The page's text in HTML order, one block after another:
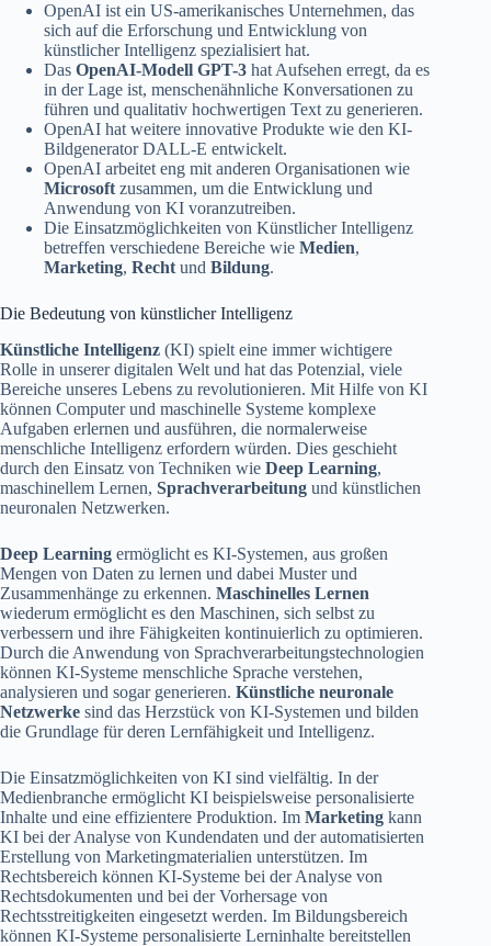
OpenAI ist ein US-amerikanisches Unternehmen, das
sich auf die Erforschung und Entwicklung von
künstlicher Intelligenz spezialisiert hat.
Das OpenAI-Modell GPT-3 hat Aufsehen erregt, da es
in der Lage ist, menschenähnliche Konversationen zu
führen und qualitativ hochwertigen Text zu generieren.
OpenAI hat weitere innovative Produkte wie den KI-
Bildgenerator DALL-E entwickelt.
OpenAI arbeitet eng mit anderen Organisationen wie
Microsoft zusammen, um die Entwicklung und
Anwendung von KI voranzutreiben.
Die Einsatzmöglichkeiten von Künstlicher Intelligenz
betreffen verschiedene Bereiche wie Medien,
Marketing, Recht und Bildung.
Die Bedeutung von künstlicher Intelligenz
Künstliche Intelligenz (KI) spielt eine immer wichtigere
Rolle in unserer digitalen Welt und hat das Potenzial, viele
Bereiche unseres Lebens zu revolutionieren. Mit Hilfe von KI
können Computer und maschinelle Systeme komplexe
Aufgaben erlernen und ausführen, die normalerweise
menschliche Intelligenz erfordern würden. Dies geschieht
durch den Einsatz von Techniken wie Deep Learning,
maschinellem Lernen, Sprachverarbeitung und künstlichen
neuronalen Netzwerken.
Deep Learning ermöglicht es KI-Systemen, aus großen
Mengen von Daten zu lernen und dabei Muster und
Zusammenhänge zu erkennen. Maschinelles Lernen
wiederum ermöglicht es den Maschinen, sich selbst zu
verbessern und ihre Fähigkeiten kontinuierlich zu optimieren.
Durch die Anwendung von Sprachverarbeitungstechnologien
können KI-Systeme menschliche Sprache verstehen,
analysieren und sogar generieren. Künstliche neuronale
Netzwerke sind das Herzstück von KI-Systemen und bilden
die Grundlage für deren Lernfähigkeit und Intelligenz.
Die Einsatzmöglichkeiten von KI sind vielfältig. In der
Medienbranche ermöglicht KI beispielsweise personalisierte
Inhalte und eine effizientere Produktion. Im Marketing kann
KI bei der Analyse von Kundendaten und der automatisierten
Erstellung von Marketingmaterialien unterstützen. Im
Rechtsbereich können KI-Systeme bei der Analyse von
Rechtsdokumenten und bei der Vorhersage von
Rechtsstreitigkeiten eingesetzt werden. Im Bildungsbereich
können KI-Systeme personalisierte Lerninhalte bereitstellen